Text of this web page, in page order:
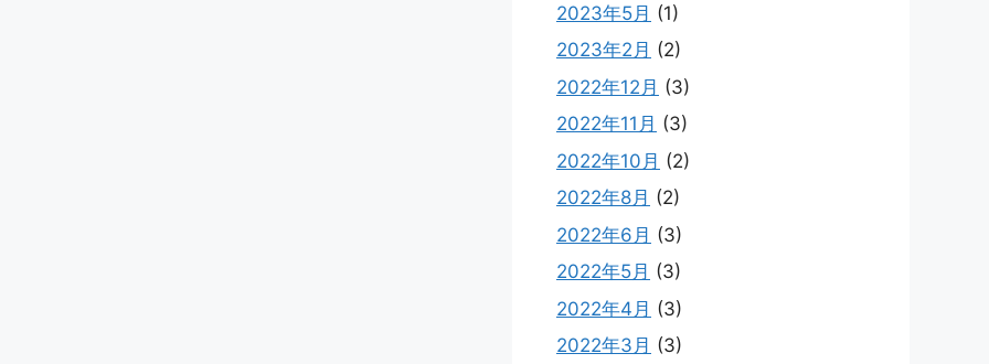
2023年5月 (1)
2023年2月 (2)
2022年12月 (3)
2022年11月 (3)
2022年10月 (2)
2022年8月 (2)
2022年6月 (3)
2022年5月 (3)
2022年4月 (3)
2022年3月 (3)